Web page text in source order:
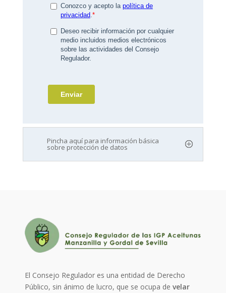
Pincha aquí para información básica
sobre protección de datos
El Consejo Regulador es una entidad de Derecho
Público, sin ánimo de lucro, que se ocupa develar